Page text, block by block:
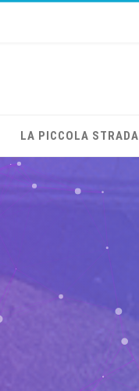
LA PICCOLA STRADA